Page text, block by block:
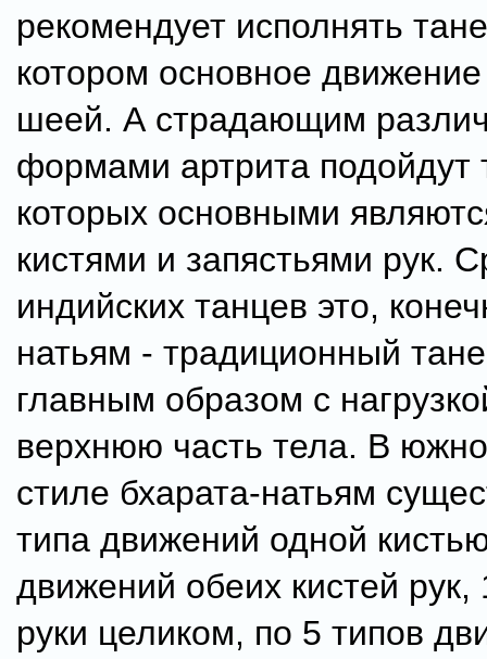
рекомендует исполнять
котором основное
шеей. А страдающим
формами артрита подойдут
которых основными
кистями и запястьями рук.
индийских танцев это,
натьям - традиционный
главным образом с
верхнюю часть тела. В
стиле бхарата-натьям
типа движений одной
движений обеих кистей
руки целиком, по 5 типов